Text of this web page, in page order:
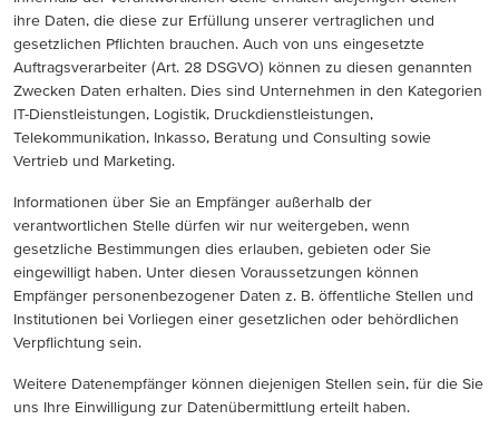
ihre Daten, die diese zur Erfüllung unserer vertraglichen und
gesetzlichen Pflichten brauchen. Auch von uns eingesetzte
Auftragsverarbeiter (Art. 28 DSGVO) können zu diesen genannten
Zwecken Daten erhalten. Dies sind Unternehmen in den Kategorien
IT-Dienstleistungen, Logistik, Druckdienstleistungen,
Telekommunikation, Inkasso, Beratung und Consulting sowie
Vertrieb und Marketing.
Informationen über Sie an Empfänger außerhalb der
verantwortlichen Stelle dürfen wir nur weitergeben, wenn
gesetzliche Bestimmungen dies erlauben, gebieten oder Sie
eingewilligt haben. Unter diesen Voraussetzungen können
Empfänger personenbezogener Daten z. B. öffentliche Stellen und
Institutionen bei Vorliegen einer gesetzlichen oder behördlichen
Verpflichtung sein.
Weitere Datenempfänger können diejenigen Stellen sein, für die Sie
uns Ihre Einwilligung zur Datenübermittlung erteilt haben.